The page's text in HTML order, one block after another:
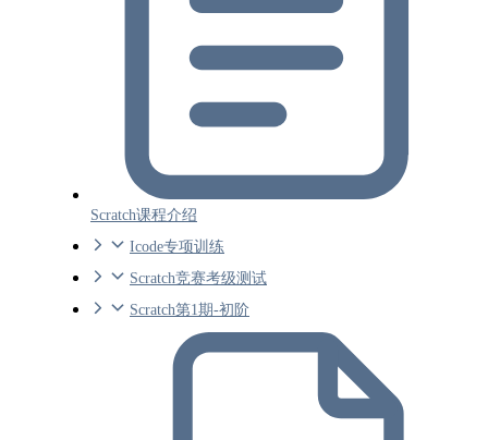
Scratch课程介绍
Icode专项训练
Scratch竞赛考级测试
Scratch第1期-初阶